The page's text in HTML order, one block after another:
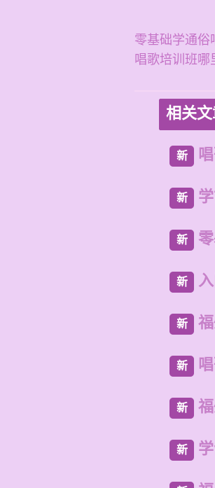
零基础学通俗
唱歌培训班哪
相关
新
新
新
新
新
新
新
新